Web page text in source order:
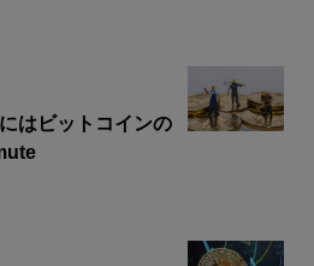
はビットコインの